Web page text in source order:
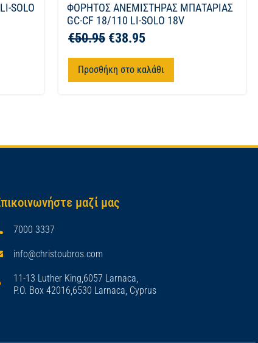
SOLO
ΦΟΡΗΤΟΣ ΑΝΕΜΙΣΤΗΡΑΣ ΜΠΑΤΑΡΙΑΣ
GC-CF 18/110 LI-SOLO 18V
€50.95 €38.95
Προσθήκη στο καλάθι
μαζί μας
7000 3337
info@christoubros.com
11-13 Luther King,6057 Larnaca,
P.O. Box 42016,6530 Larnaca, Cyprus